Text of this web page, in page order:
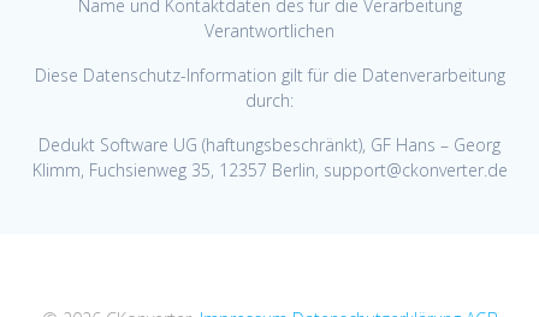
Name und Kontaktdaten des für die Verarbeitung
Verantwortlichen
Diese Datenschutz-Information gilt für die Datenverarbeitung
durch:
Dedukt Software UG (haftungsbeschränkt), GF Hans – Georg
Klimm, Fuchsienweg 35, 12357 Berlin, support@ckonverter.de